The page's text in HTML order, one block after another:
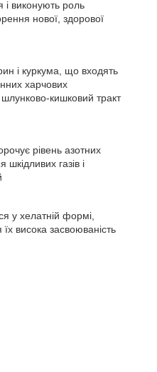
і виконують роль
нової, здорової
і куркума, що входять
харчових
кишковий тракт
рівень азотних
газів і
у хелатній формі,
висока засвоюваність